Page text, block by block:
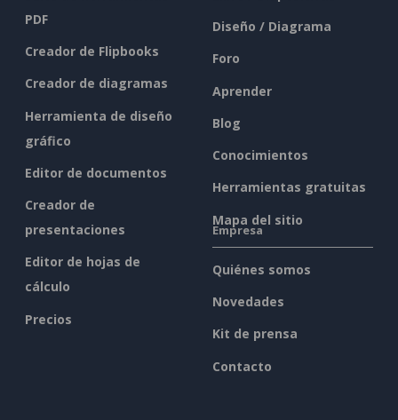
PDF
Creador de Flipbooks
Creador de diagramas
Herramienta de diseño
gráfico
Editor de documentos
Creador de
presentaciones
Editor de hojas de
cálculo
Precios
Diseño / Diagrama
Foro
Aprender
Blog
Conocimientos
Herramientas gratuitas
Mapa del sitio
Empresa
Quiénes somos
Novedades
Kit de prensa
Contacto